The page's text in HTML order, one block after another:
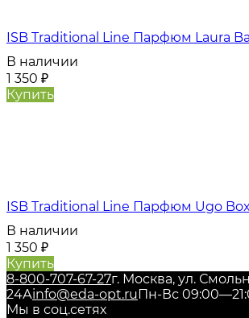
ISB Traditional Line Парфюм Laura
В наличии
1 350 ₽
Купить
ISB Traditional Line Парфюм Ugo
В наличии
1 350 ₽
Купить
8-800-707-67-27г. Москва, ул.
24Аinfo@eda-opt.ruПн-Вс
Мы в соц.сетях